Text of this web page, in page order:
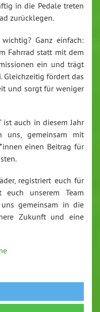
in die Pedale treten
zurücklegen.
Ganz einfach:
Fahrrad statt mit dem
ein und trägt
Gleichzeitig fördert das
und sorgt für weniger
ist auch in diesem Jahr
gemeinsam mit
einen Beitrag für
registriert euch für
unserem Team
uns gemeinsam in die
Zukunft und eine